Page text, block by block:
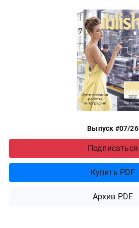
Выпуск #07/26
Подписаться
Купить PDF
Архив PDF